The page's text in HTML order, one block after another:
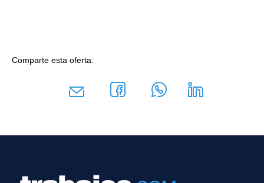
Comparte esta oferta: